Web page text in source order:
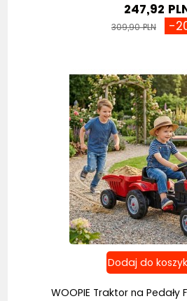
247,92
309,90 PLN -
WOOPIE Traktor na Pedały